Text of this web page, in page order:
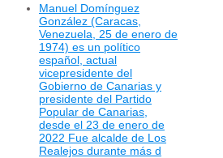
Manuel Domínguez
González (Caracas,
Venezuela, 25 de enero de
1974) es un político
español, actual
vicepresidente del
Gobierno de Canarias y
presidente del Partido
Popular de Canarias,
desde el 23 de enero de
2022 Fue alcalde de Los
Realejos durante más d